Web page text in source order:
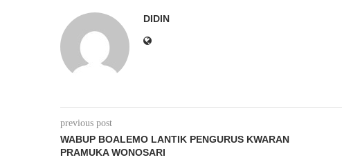
DIDIN
previous post
WABUP BOALEMO LANTIK PENGURUS KWARAN
PRAMUKA WONOSARI